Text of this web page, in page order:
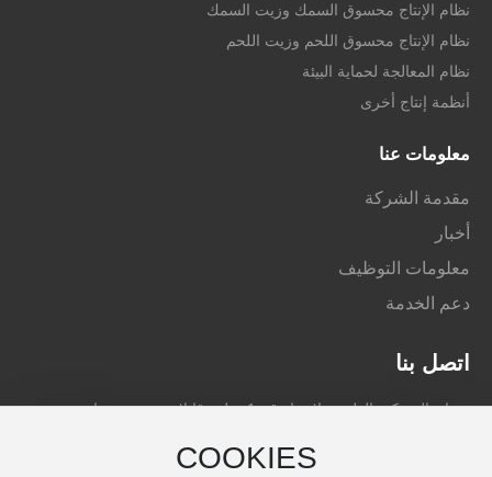
نظام الإنتاج محسوق السمك وزيت السمك
نظام الإنتاج محسوق اللحم وزيت اللحم
نظام المعالجة لحماية البيئة
أنظمة إنتاج أخرى
معلومات عنا
مقدمة الشركة
أخبار
معلومات التوظيف
دعم الخدمة
اتصل بنا
عنوان الشركة: الطريق لانهوا رقم 1 , بلدة قانلان , حي دينغهاى ,مدينة
COOKIES